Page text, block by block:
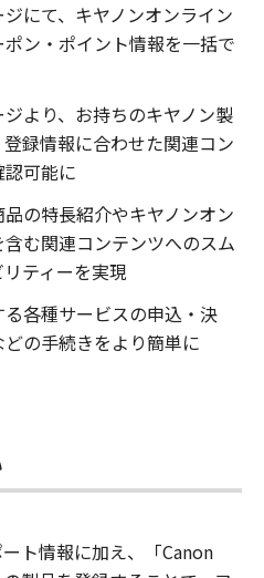
にて、キヤノンオンライン
ン・ポイント情報を一括で
より、お持ちのキヤノン製
録情報に合わせた関連コン
可能に
の特長紹介やキヤノンオン
む関連コンテンツへのスム
ティーを実現
各種サービスの申込・決
の手続きをより簡単に
ト情報に加え、「Canon